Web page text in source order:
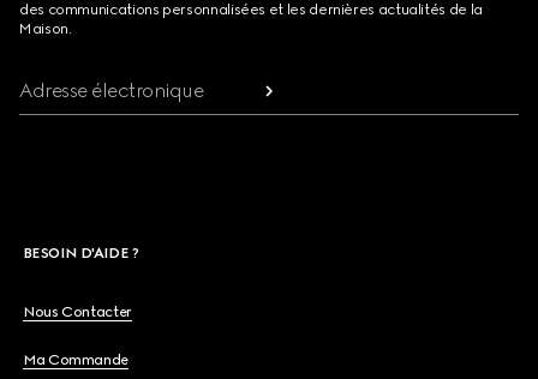
des communications personnalisées et les dernières actualités de la
Maison.
Adresse électronique
BESOIN D'AIDE ?
Nous Contacter
Ma Commande